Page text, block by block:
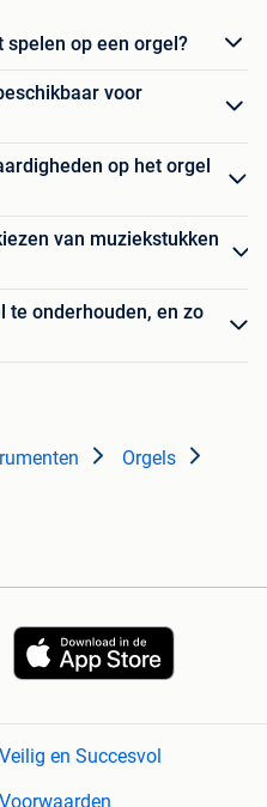
spelen op een orgel?
voor
op het orgel
van muziekstukken
te onderhouden, en zo
Orgels
Veilig en Succesvol
Voorwaarden